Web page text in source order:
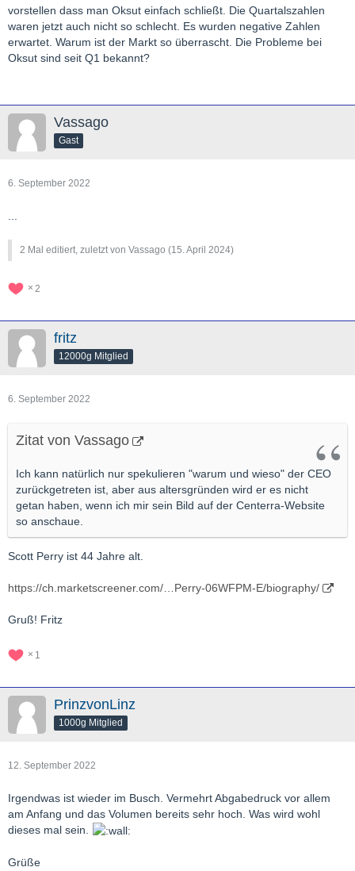
vorstellen dass man Oksut einfach schließt. Die Quartalszahlen
waren jetzt auch nicht so schlecht. Es wurden negative Zahlen
erwartet. Warum ist der Markt so überrascht. Die Probleme bei
Oksut sind seit Q1 bekannt?
Vassago
Gast
6. September 2022
2 Mal editiert, zuletzt von Vassago (15. April 2024)
2
fritz
12000g Mitglied
6. September 2022
Zitat von Vassago
Ich kann natürlich nur spekulieren "warum und wieso" der CEO
zurückgetreten ist, aber aus altersgründen wird er es nicht
getan haben, wenn ich mir sein Bild auf der Centerra-Website
so anschaue.
Scott Perry ist 44 Jahre alt.
https://ch.marketscreener.com/…Perry-06WFPM-E/biography/
Gruß! Fritz
1
PrinzvonLinz
1000g Mitglied
12. September 2022
Irgendwas ist wieder im Busch. Vermehrt Abgabedruck vor allem
am Anfang und das Volumen bereits sehr hoch. Was wird wohl
dieses mal sein.
Grüße